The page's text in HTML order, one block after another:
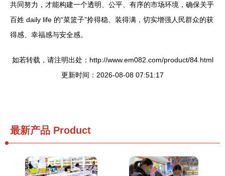
共同努力，才能构建一个透明、公平、有序的市场环境，确保关乎
百姓 daily life 的“菜篮子”拎得稳、装得满，切实增强人民群众的获
得感、幸福感与安全感。
如若转载，请注明出处：http://www.em082.com/product/84.html
更新时间：2026-08-08 07:51:17
最新产品 Product